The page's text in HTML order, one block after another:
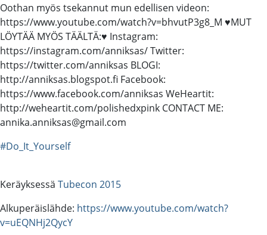
Oothan myös tsekannut mun edellisen videon:
https://www.youtube.com/watch?v=bhvutP3g8_M ♥MUT
LÖYTÄÄ MYÖS TÄÄLTÄ:♥ Instagram:
https://instagram.com/anniksas/ Twitter:
https://twitter.com/anniksas BLOGI:
http://anniksas.blogspot.fi Facebook:
https://www.facebook.com/anniksas WeHeartit:
http://weheartit.com/polishedxpink CONTACT ME:
annika.anniksas@gmail.com
#Do_It_Yourself
Keräyksessä Tubecon 2015
Alkuperäislähde: https://www.youtube.com/watch?
v=uEQNHj2QycY